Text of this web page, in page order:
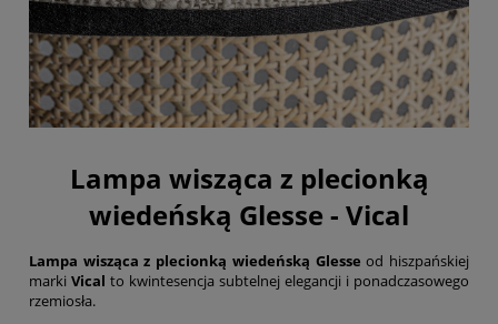
Lampa wisząca z plecionką
wiedeńską Glesse - Vical
Lampa wisząca z plecionką wiedeńską Glesse od hiszpańskiej
marki Vical to kwintesencja subtelnej elegancji i ponadczasowego
rzemiosła.